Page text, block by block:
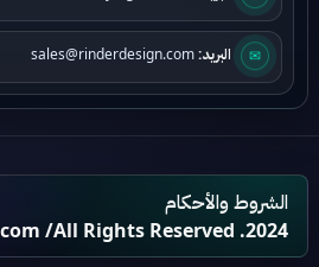
الشروط والأحكام